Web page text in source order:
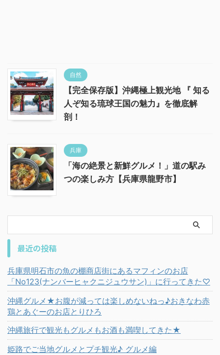
自然
【完全保存版】沖縄極上観光地 『 知る
人ぞ知る琉球王国の魅力』を徹底解
剖！
兵庫
「海の絶景と新鮮グルメ！」道の駅み
つの楽しみ方【兵庫県龍野市】
最近の投稿
兵庫県明石市の魚の棚商店街にあるマフィンのお店
「No123(ナンバーヒャクニジュウサン)」に行ってきた♡
沖縄グルメ★お腹が減っては楽しめないねっ♪おきなわ赤
鶏とあぐーのお店とりひろ
沖縄旅行で観光もグルメもお酒も満喫してきた★
姫路でご当地グルメとプチ観光♪ グルメ編